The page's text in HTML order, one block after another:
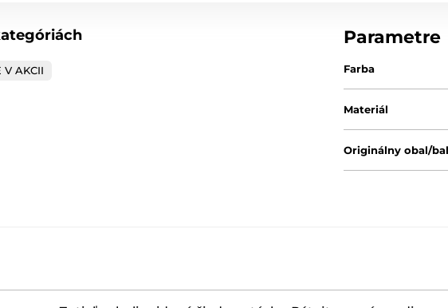
V AKCII
Parametre
Farba
Materiál
Originálny obal/